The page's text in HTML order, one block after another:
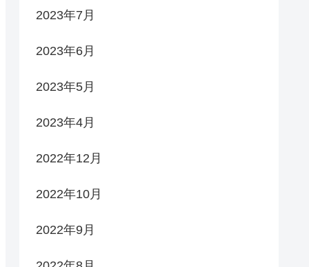
2023年7月
2023年6月
2023年5月
2023年4月
2022年12月
2022年10月
2022年9月